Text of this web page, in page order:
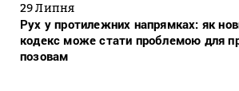
29 Липня
Рух у протилежних напрямках: як
кодекс може стати проблемою для
позовам